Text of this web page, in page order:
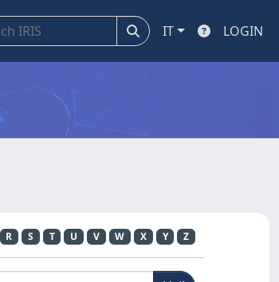
IT LOGIN
R S T U V W X Y Z